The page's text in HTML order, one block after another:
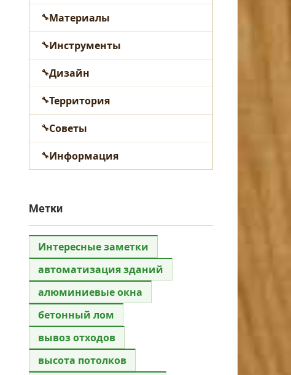
Материалы
Инструменты
Дизайн
Территория
Советы
Информация
Метки
Интересные заметки
автоматизация зданий
алюминиевые окна
бетонный лом
вывоз отходов
высота потолков